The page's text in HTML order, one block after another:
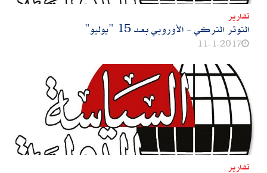
تقارير
التوتر التركي‮ - ‬الأوروبي بعـد‮ "‬15‮ ‬يوليو‮"‬
11-1-2017
تقارير